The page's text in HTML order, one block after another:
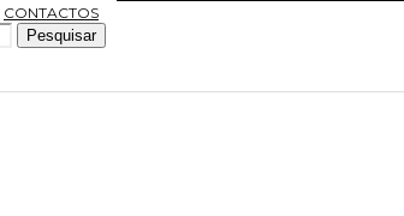
CONTACTOS
Pesquisar